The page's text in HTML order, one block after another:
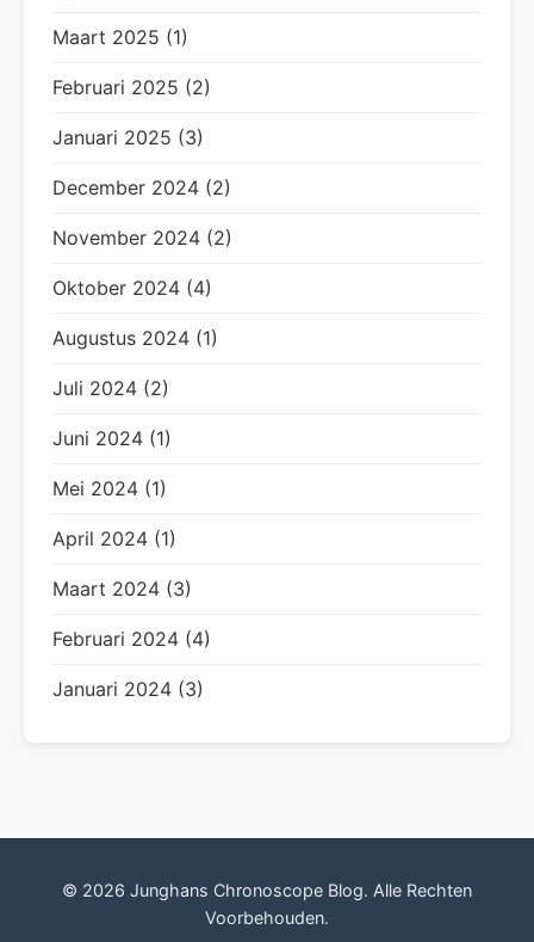
Maart 2025 (1)
Februari 2025 (2)
Januari 2025 (3)
December 2024 (2)
November 2024 (2)
Oktober 2024 (4)
Augustus 2024 (1)
Juli 2024 (2)
Juni 2024 (1)
Mei 2024 (1)
April 2024 (1)
Maart 2024 (3)
Februari 2024 (4)
Januari 2024 (3)
© 2026 Junghans Chronoscope Blog. Alle Rechten
Voorbehouden.